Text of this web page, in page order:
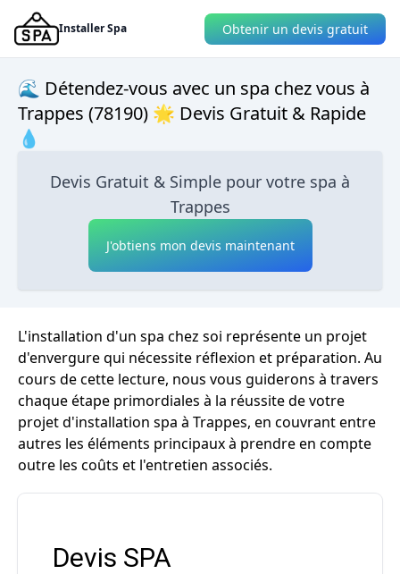
Installer Spa Obtenir un devis gratuit
🌊 Détendez-vous avec un spa chez vous à
Trappes (78190) 🌟 Devis Gratuit & Rapide
💧
Devis Gratuit & Simple pour votre spa à
Trappes
J'obtiens mon devis maintenant
L'installation d'un spa chez soi représente un projet
d'envergure qui nécessite réflexion et préparation. Au
cours de cette lecture, nous vous guiderons à travers
chaque étape primordiales à la réussite de votre
projet d'installation spa à Trappes, en couvrant entre
autres les éléments principaux à prendre en compte
outre les coûts et l'entretien associés.
Devis SPA